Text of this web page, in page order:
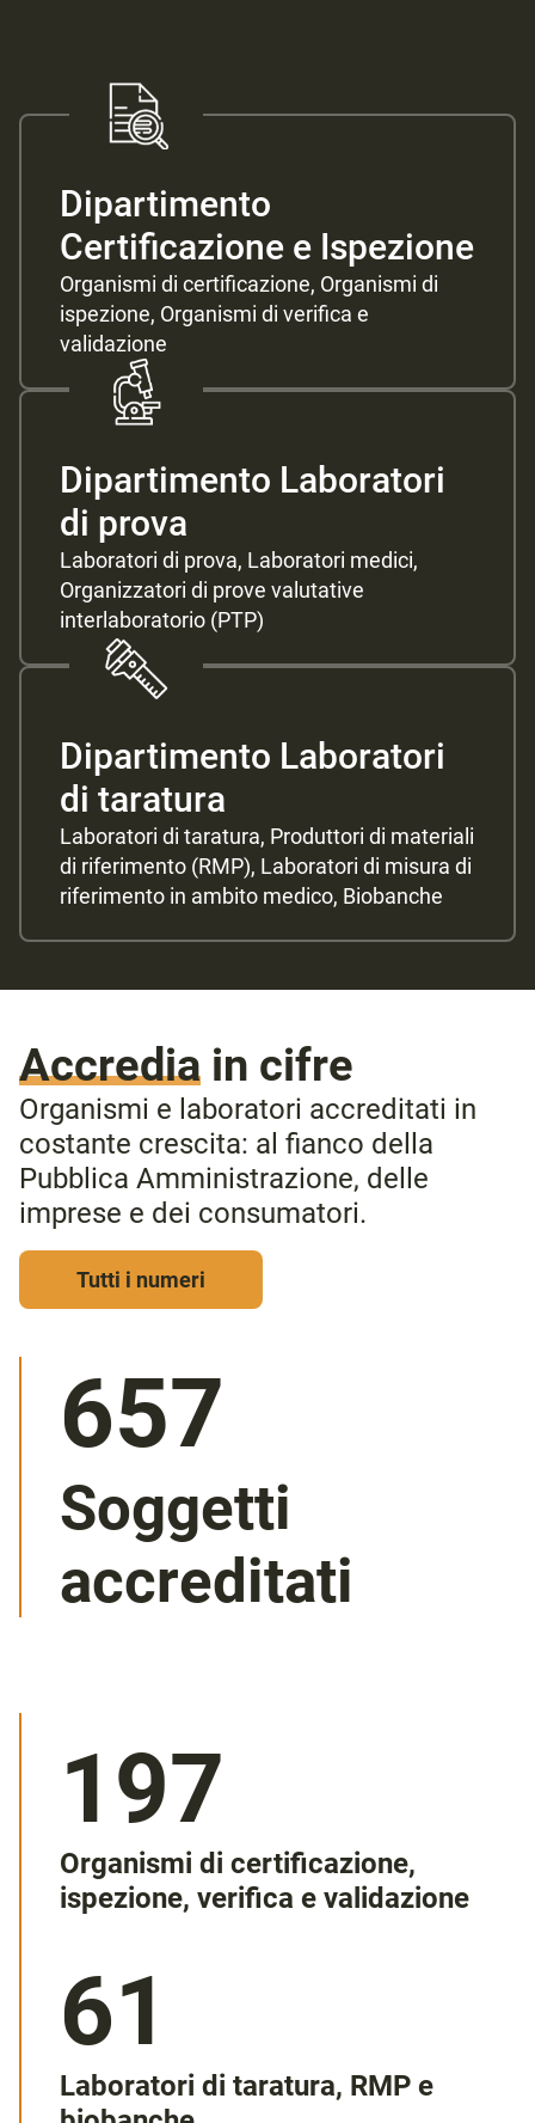
Dipartimento
Certificazione e Ispezione
Organismi di certificazione, Organismi di
ispezione, Organismi di verifica e
validazione
Dipartimento Laboratori
di prova
Laboratori di prova, Laboratori medici,
Organizzatori di prove valutative
interlaboratorio (PTP)
Dipartimento Laboratori
di taratura
Laboratori di taratura, Produttori di materiali
di riferimento (RMP), Laboratori di misura di
riferimento in ambito medico, Biobanche
Accredia in cifre
Organismi e laboratori accreditati in
costante crescita: al fianco della
Pubblica Amministrazione, delle
imprese e dei consumatori.
Tutti i numeri
1.462
Soggetti
accreditati
440
Organismi di certificazione,
ispezione, verifica e validazione
137
Laboratori di taratura, RMP e